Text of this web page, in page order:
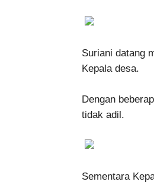
Suriani datang
Kepala desa.
Dengan
tidak adil.
Sementara